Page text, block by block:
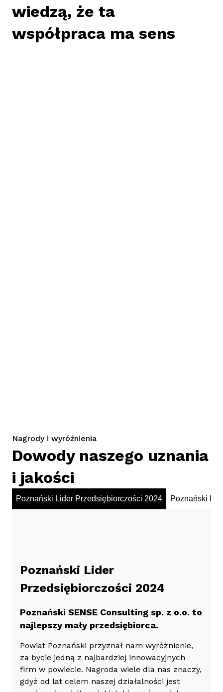
wiedzą, że ta
współpraca ma sens
Nagrody i wyróżnienia
Dowody naszego uznania
i jakości
Poznański Lider Przedsiębiorczości 2024 Poznański
Poznański Lider
Przedsiębiorczości 2024
Poznański SENSE Consulting sp. z o.o. to
najlepszy mały przedsiębiorca.
Powiat Poznański przyznał nam wyróżnienie,
za bycie jedną z najbardziej innowacyjnych
firm w powiecie. Nagroda wiele dla nas znaczy,
gdyż od lat celem naszej działalności jest